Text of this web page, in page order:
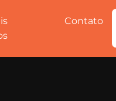
Contato